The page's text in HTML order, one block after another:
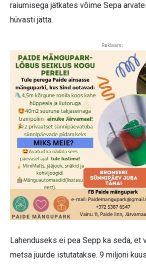
raiumisega jätkates võime Sepa
hüvasti jätta.
Reklaam:
Lahenduseks ei pea Sepp ka seda, et
metsa juurde istutatakse. 9 miljoni